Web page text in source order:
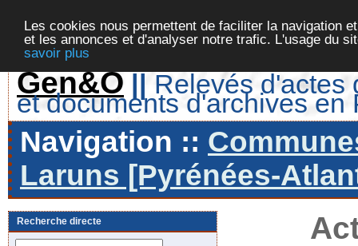
Les cookies nous permettent de faciliter la navigation
et les annonces et d'analyser notre trafic. L'usage du
savoir plus
Gen&O || Relevés d'actes
et documents d'archives en
Navigation ::
Laruns [Pyrénées-
Recherche directe